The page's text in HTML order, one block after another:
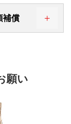
。
補償
願い